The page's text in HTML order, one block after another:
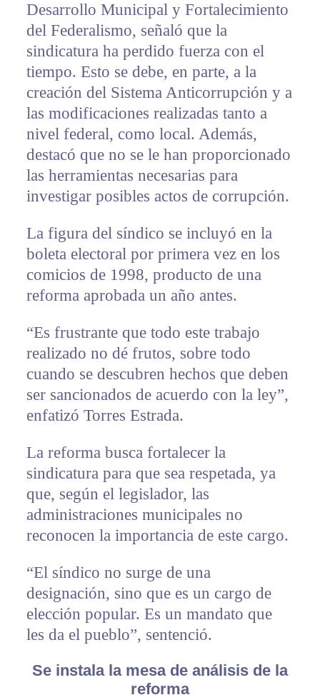
Desarrollo Municipal y Fortalecimiento
del Federalismo, señaló que la
sindicatura ha perdido fuerza con el
tiempo. Esto se debe, en parte, a la
creación del Sistema Anticorrupción y a
las modificaciones realizadas tanto a
nivel federal, como local. Además,
destacó que no se le han proporcionado
las herramientas necesarias para
investigar posibles actos de corrupción.
La figura del síndico se incluyó en la
boleta electoral por primera vez en los
comicios de 1998, producto de una
reforma aprobada un año antes.
“Es frustrante que todo este trabajo
realizado no dé frutos, sobre todo
cuando se descubren hechos que deben
ser sancionados de acuerdo con la ley”,
enfatizó Torres Estrada.
La reforma busca fortalecer la
sindicatura para que sea respetada, ya
que, según el legislador, las
administraciones municipales no
reconocen la importancia de este cargo.
“El síndico no surge de una
designación, sino que es un cargo de
elección popular. Es un mandato que
les da el pueblo”, sentenció.
Se instala la mesa de análisis de la
reforma